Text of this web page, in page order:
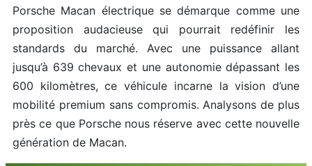
Porsche Macan électrique se démarque comme une
proposition audacieuse qui pourrait redéfinir les
standards du marché. Avec une puissance allant
jusqu’à 639 chevaux et une autonomie dépassant les
600 kilomètres, ce véhicule incarne la vision d’une
mobilité premium sans compromis. Analysons de plus
près ce que Porsche nous réserve avec cette nouvelle
génération de Macan.